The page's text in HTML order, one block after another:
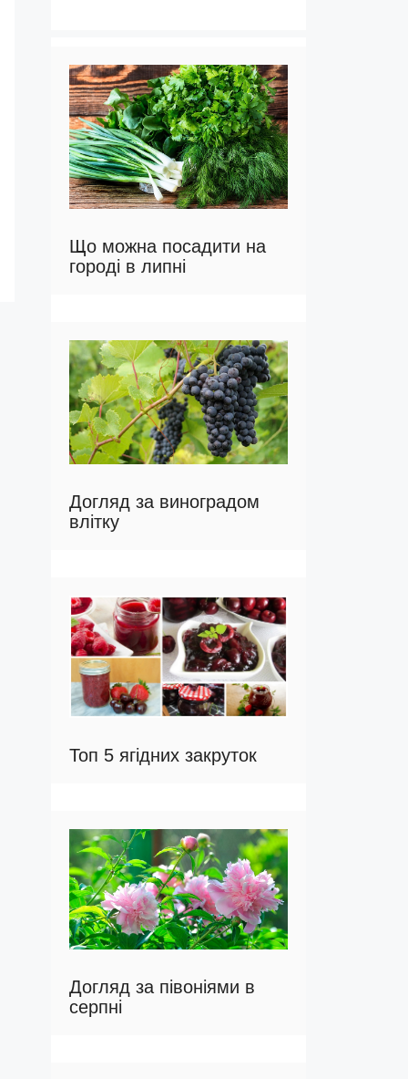
Що можна посадити на
городі в липні
Догляд за виноградом
влітку
Топ 5 ягідних закруток
Догляд за півоніями в
серпні